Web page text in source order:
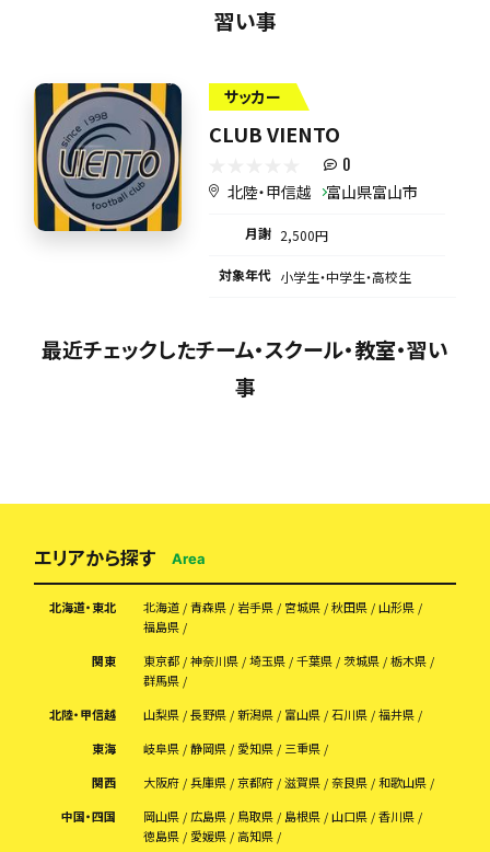
習い事
サッカー
CLUB VIENTO
0
北陸・甲信越 富山県富山市
月謝 2,500円
対象年代 小学生・中学生・高校生
最近チェックしたチーム・スクール・教室・習い
事
エリアから探す Area
北海道・東北 北海道 青森県 岩手県 宮城県 秋田県
山形県
福島県
関東
東京都 神奈川県 埼玉県 千葉県 茨城県
栃木県
群馬県
北陸・甲信越
山梨県 長野県 新潟県 富山県 石川県
福井県
東海
岐阜県 静岡県 愛知県
三重県
関西
大阪府 兵庫県 京都府 滋賀県 奈良県
和歌山県
中国・四国
岡山県 広島県 鳥取県 島根県 山口県
香川県
徳島県
愛媛県
高知県